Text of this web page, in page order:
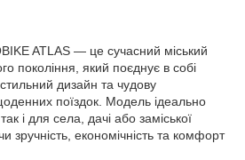
ATLAS — це сучасний міський
покоління, який поєднує в собі
дизайн та чудову
поїздок. Модель ідеально
і для села, дачі або заміської
зручність, економічність та комфорт